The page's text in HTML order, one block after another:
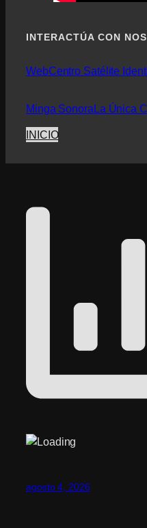
INTERACTÚA CON
WebCentro Satélite
Minga SonoraLa Única
INICIO
agosto 4, 2026